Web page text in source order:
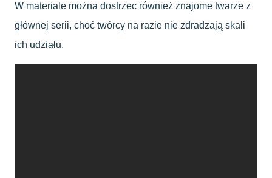
W materiale można dostrzec również znajome twarze z
głównej serii, choć twórcy na razie nie zdradzają skali
ich udziału.